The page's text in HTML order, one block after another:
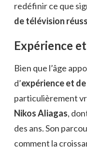
redéfinir ce que
de télévision
Expérience
Bien que l’âge
d’expérience et
particulièrement
Nikos Aliagas,
des ans. Son
comment la